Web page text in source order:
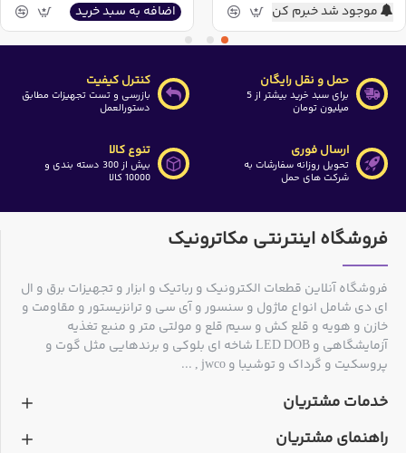
موجود شد خبرم کن اضافه به سبد خرید
حمل و نقل رایگان
برای سبد خرید بیشتر از 5
میلیون تومان
کنترل کیفیت
بازرسی و تست تجهیزات مطابق
دستورالعمل
ارسال فوری
تحویل روزانه سفارشات به
شرکت های حمل
تنوع کالا
بیش از 300 دسته بندی و
10000 کالا
فروشگاه اینترنتی مکاترونیک
فروشگاه آنلاین قطعات الکترونیک و رباتیک و ابزار و تجهیزات برق و ال
ای دی شامل انواع ماژول و سنسور و آی سی و ترانزیستور و مقاومت و
خازن و هویه و قلع کش و سیم قلع و مولتی متر و منبع تغذیه
آزمایشگاهی و LED DOB شاخه ای بلوکی و برندهایی مثل گوت و
پروسکیت و گرداک و توشیبا و jwco , ...
خدمات مشتریان
راهنمای مشتریان